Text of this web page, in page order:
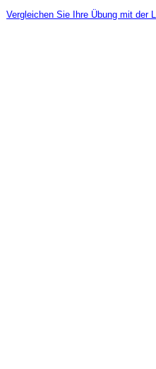
Vergleichen Sie Ihre Übung mit der